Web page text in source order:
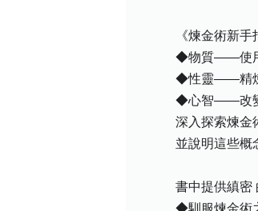
《煉金術新手指
◆物質——使用元
◆性靈——精煉自
◆心智——改變心
深入探索煉金術
並說明這些概念
書中提供縝密
◆馴服煉金術